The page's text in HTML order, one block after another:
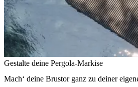
Gestalte deine Pergola-Markise
Mach‘ deine Brustor ganz zu deiner